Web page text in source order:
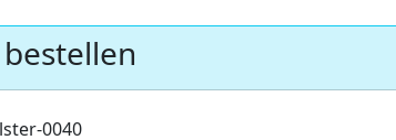
0040